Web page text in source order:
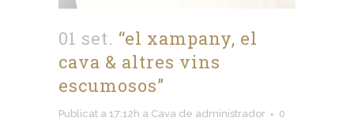
01 set. “el xampany, el
cava & altres vins
escumosos”
Publicat a 17:12h a Cava de administrador
0